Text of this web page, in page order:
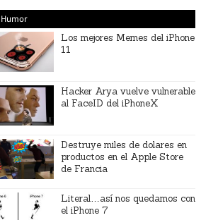
Humor
Los mejores Memes del iPhone
11
Hacker Arya vuelve vulnerable
al FaceID del iPhoneX
Destruye miles de dolares en
productos en el Apple Store
de Francia
Literal…así nos quedamos con
el iPhone 7